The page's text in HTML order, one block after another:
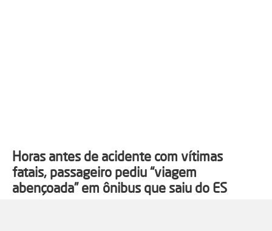
Horas antes de acidente com vítimas
fatais, passageiro pediu “viagem
abençoada” em ônibus que saiu do ES